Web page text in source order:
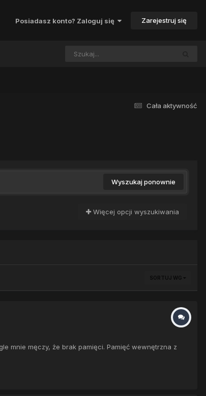
Posiadasz konto? Zaloguj się Zarejestruj się
Cała aktywność
Wyszukaj ponownie
Więcej opcji wyszukiwania
SORTUJ WG
mnie męczy, że brak pamięci. Pamięć wewnętrzna z